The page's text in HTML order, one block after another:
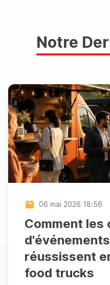
Notre
06 mai 2026 18:56
Comment les
réussissent
food trucks